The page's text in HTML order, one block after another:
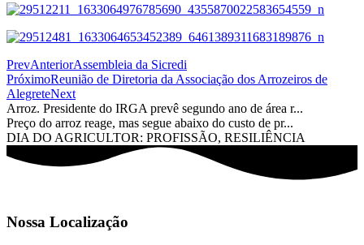
PrevAnteriorAssembleia da Sicredi
PróximoReunião de Diretoria da Associação dos Arrozeiros de
AlegreteNext
Arroz. Presidente do IRGA prevê segundo ano de área r...
Preço do arroz reage, mas segue abaixo do custo de pr...
DIA DO AGRICULTOR: PROFISSÃO, RESILIÊNCIA
Nossa Localização